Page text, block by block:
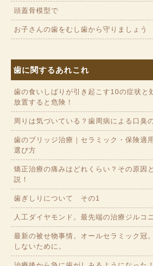
頭蓋骨模型で
お子さんの歯をむし歯から守りましょう
歯に関するあれこれ
歯の食いしばりが引き起こす10の症状
放置すると危険！
周りは気づいている？歯周病による口臭
歯のブリッジ治療｜セラミック・保険適
選び方
矯正治療の痛みはどれくらい？その原因
説！
歯ぎしりについて その1
人工ダイヤモンド。最先端の治療ジルコ
最新の被せ物事情。オールセラミック冠
しないために。